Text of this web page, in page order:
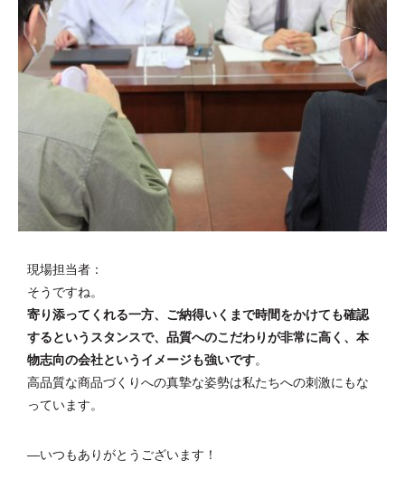
現場担当者：
そうですね。
寄り添ってくれる一方、ご納得いくまで時間をかけても確認
するというスタンスで、品質へのこだわりが非常に高く、本
物志向の会社というイメージも強いです。
高品質な商品づくりへの真摯な姿勢は私たちへの刺激にもな
っています。
―いつもありがとうございます！